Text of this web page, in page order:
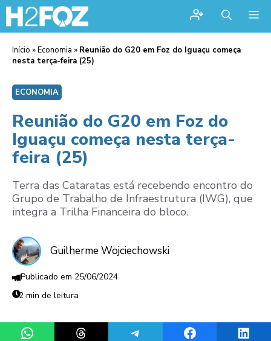
Início »Economia » Reunião do G20 em Foz do Iguaçu começa
nesta terça-feira (25)
ECONOMIA
Reunião do G20 em Foz do
Iguaçu começa nesta terça-
feira (25)
Terra das Cataratas está recebendo encontro do
Grupo de Trabalho de Infraestrutura (IWG), que
integra a Trilha Financeira do bloco.
Guilherme Wojciechowski
25/06/2024
2 min de leitura
Share on WhatsAppShare on ThreadsShare on TelegramShare on Facebook